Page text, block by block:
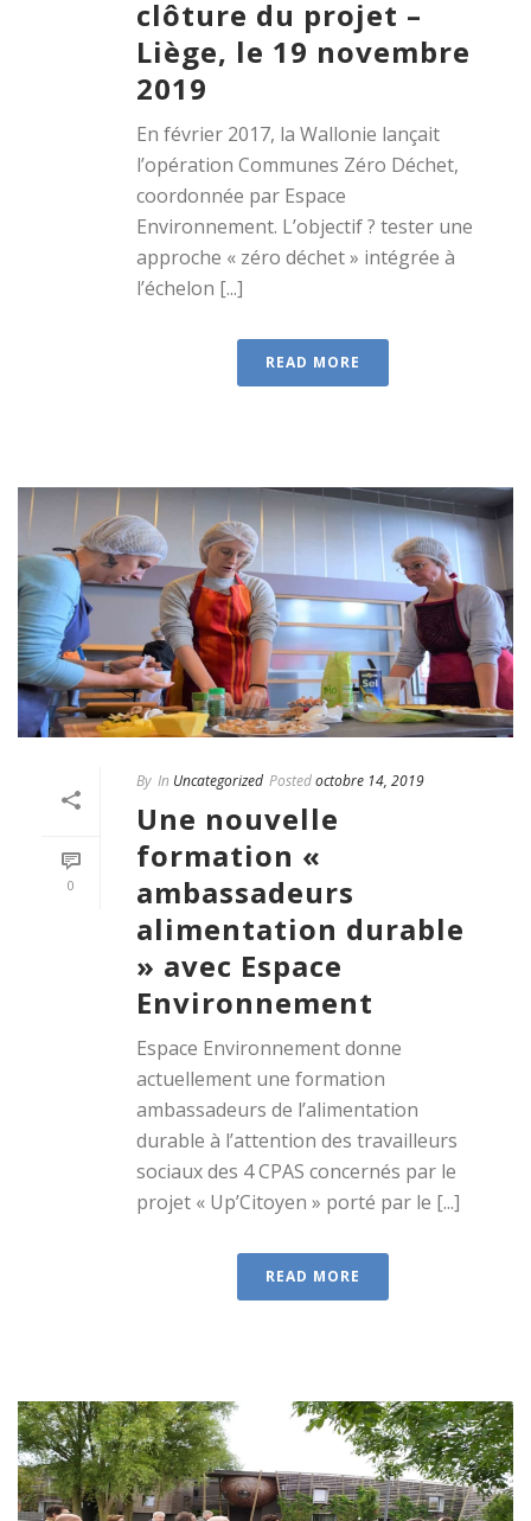
clôture du projet –
Liège, le 19 novembre
2019
En février 2017, la Wallonie lançait
l’opération Communes Zéro Déchet,
coordonnée par Espace
Environnement. L’objectif ? tester une
approche « zéro déchet » intégrée à
l’échelon [...]
READ MORE
0
By In Uncategorized Postedoctobre 14, 2019
Une nouvelle
formation «
ambassadeurs
alimentation durable
» avec Espace
Environnement
Espace Environnement donne
actuellement une formation
ambassadeurs de l’alimentation
durable à l’attention des travailleurs
sociaux des 4 CPAS concernés par le
projet « Up’Citoyen » porté par le [...]
READ MORE